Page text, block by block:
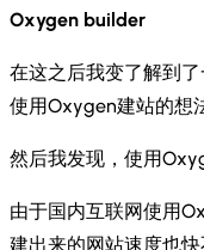
Oxygen builder
在这之后我变了解到
使用Oxygen建站的想
然后我发现，使用
由于国内互联网使用
建出来的网站速度也